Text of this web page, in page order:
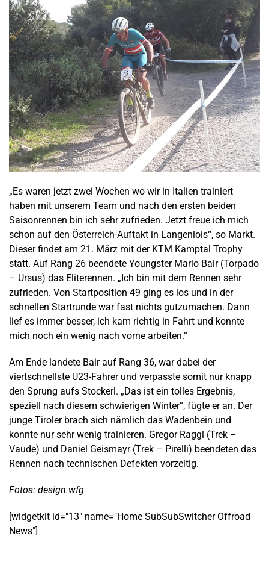
„Es waren jetzt zwei Wochen wo wir in Italien trainiert
haben mit unserem Team und nach den ersten beiden
Saisonrennen bin ich sehr zufrieden. Jetzt freue ich mich
schon auf den Österreich-Auftakt in Langenlois“, so Markt.
Dieser findet am 21. März mit der KTM Kamptal Trophy
statt. Auf Rang 26 beendete Youngster Mario Bair (Torpado
– Ursus) das Eliterennen. „Ich bin mit dem Rennen sehr
zufrieden. Von Startposition 49 ging es los und in der
schnellen Startrunde war fast nichts gutzumachen. Dann
lief es immer besser, ich kam richtig in Fahrt und konnte
mich noch ein wenig nach vorne arbeiten.“
Am Ende landete Bair auf Rang 36, war dabei der
viertschnellste U23-Fahrer und verpasste somit nur knapp
den Sprung aufs Stockerl. „Das ist ein tolles Ergebnis,
speziell nach diesem schwierigen Winter“, fügte er an. Der
junge Tiroler brach sich nämlich das Wadenbein und
konnte nur sehr wenig trainieren. Gregor Raggl (Trek –
Vaude) und Daniel Geismayr (Trek – Pirelli) beendeten das
Rennen nach technischen Defekten vorzeitig.
Fotos: design.wfg
[widgetkit id="13" name="Home SubSubSwitcher Offroad
News"]